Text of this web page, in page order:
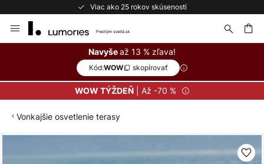
Viac ako 25 rokov skúseností
to
Navyšeaž 13 % zľava!
Kód:WOW skopírovať
WOW TÝŽDEŇ| Až -70 %
Vonkajšie osvetlenie terasy